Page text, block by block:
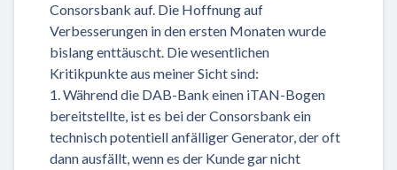
Consorsbank auf. Die Hoffnung auf
Verbesserungen in den ersten Monaten wurde
bislang enttäuscht. Die wesentlichen
Kritikpunkte aus meiner Sicht sind:
1. Während die DAB-Bank einen iTAN-Bogen
bereitstellte, ist es bei der Consorsbank ein
technisch potentiell anfälliger Generator, der oft
dann ausfällt, wenn es der Kunde gar nicht